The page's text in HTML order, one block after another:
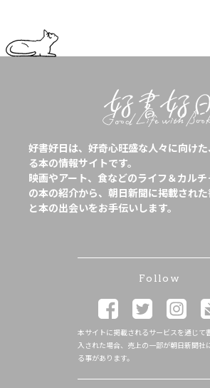
好書好日は、好奇心旺盛な人々に向け
る本の情報サイトです。
映画やアート、食などのライフ＆カル
の本の紹介から、朝日新聞に掲載され
と本の出会いをお手伝いします。
Follow
本サイトに掲載されるサービスを通じて
入された場合、売上の一部が朝日新聞社
る事があります。